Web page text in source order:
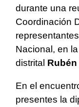
durante una
Coordinación
Nacional, en
distrital
En el
presentes la